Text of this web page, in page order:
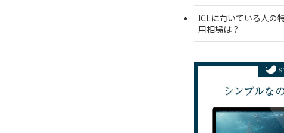
ICLに向いている人の
用相場は？